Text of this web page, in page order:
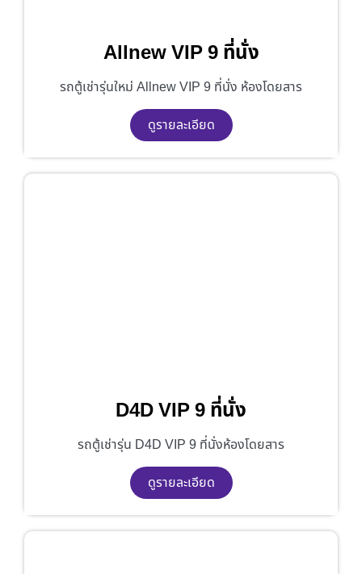
Allnew VIP 9 ที่นั่ง
รถตู้เช่ารุ่นใหม่ Allnew VIP 9 ที่นั่ง ห้องโดยสาร
ดูรายละเอียด
D4D VIP 9 ที่นั่ง
รถตู้เช่ารุ่น D4D VIP 9 ที่นั่งห้องโดยสาร
ดูรายละเอียด